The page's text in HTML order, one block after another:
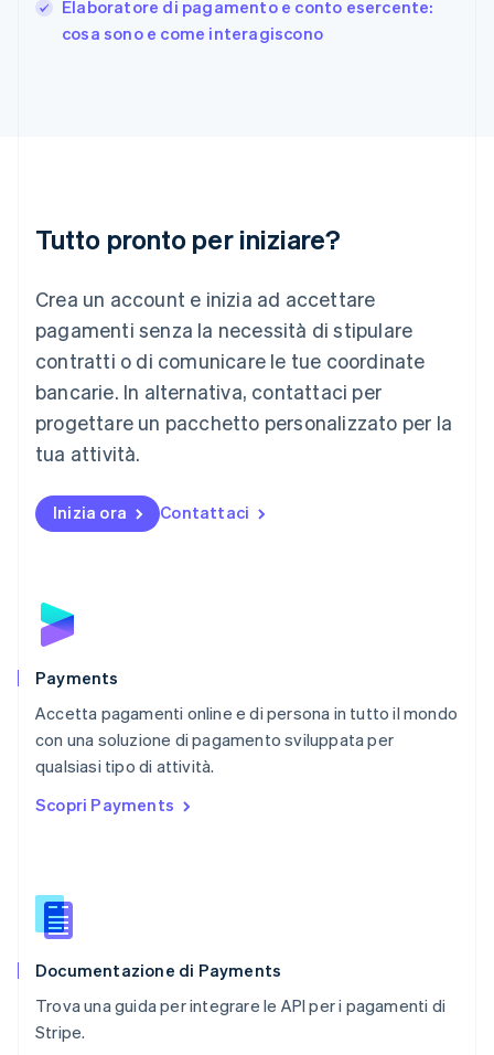
Elaboratore di pagamento e conto esercente:
cosa sono e come interagiscono
Tutto pronto per iniziare?
Crea un account e inizia ad accettare
pagamenti senza la necessità di stipulare
contratti o di comunicare le tue coordinate
bancarie. In alternativa, contattaci per
progettare un pacchetto personalizzato per la
tua attività.
Inizia ora Contattaci
Payments
Accetta pagamenti online e di persona in tutto il mondo
con una soluzione di pagamento sviluppata per
qualsiasi tipo di attività.
Scopri Payments
Documentazione di Payments
Trova una guida per integrare le API per i pagamenti di
Stripe.
English
India
Lituania
Lussemburgo
Deutsch English
Malaysia
English 简体中文
Malta
Messico
EspañolEnglish
English
Nuova Zelanda
Polonia
English
Português
English简体中文
Regno Unito
English
English
English
Slovacchia
Slovenia
Spagna
Español